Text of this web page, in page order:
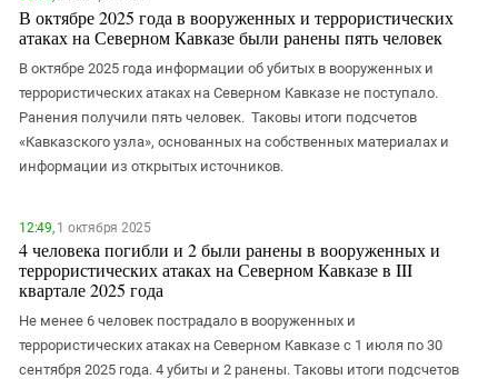
В октябре 2025 года в вооруженных и террористических
атаках на Северном Кавказе были ранены пять человек
В октябре 2025 года информации об убитых в вооруженных и
террористических атаках на Северном Кавказе не поступало.
Ранения получили пять человек. Таковы итоги подсчетов
«Кавказского узла», основанных на собственных материалах и
информации из открытых источников.
12:49,1 октября 2025
4 человека погибли и 2 были ранены в вооруженных и
террористических атаках на Северном Кавказе в III
квартале 2025 года
Не менее 6 человек пострадало в вооруженных и
террористических атаках на Северном Кавказе с 1 июля по 30
сентября 2025 года. 4 убиты и 2 ранены. Таковы итоги подсчетов